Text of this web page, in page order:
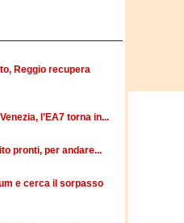
Reggio recupera
l’EA7 torna in...
pronti, per andare...
e cerca il sorpasso